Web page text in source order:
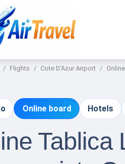
Flights Cote D'Azur Airport
Online board Hotels
Tablica